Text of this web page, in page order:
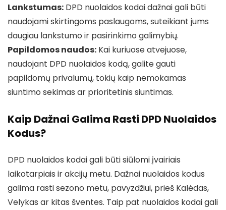
Lankstumas: DPD nuolaidos kodai dažnai gali būti
naudojami skirtingoms paslaugoms, suteikiant jums
daugiau lankstumo ir pasirinkimo galimybių.
Papildomos naudos: Kai kuriuose atvejuose,
naudojant DPD nuolaidos kodą, galite gauti
papildomų privalumų, tokių kaip nemokamas
siuntimo sekimas ar prioritetinis siuntimas.
Kaip Dažnai Galima Rasti DPD Nuolaidos
Kodus?
DPD nuolaidos kodai gali būti siūlomi įvairiais
laikotarpiais ir akcijų metu. Dažnai nuolaidos kodus
galima rasti sezono metu, pavyzdžiui, prieš Kalėdas,
Velykas ar kitas šventes. Taip pat nuolaidos kodai gali